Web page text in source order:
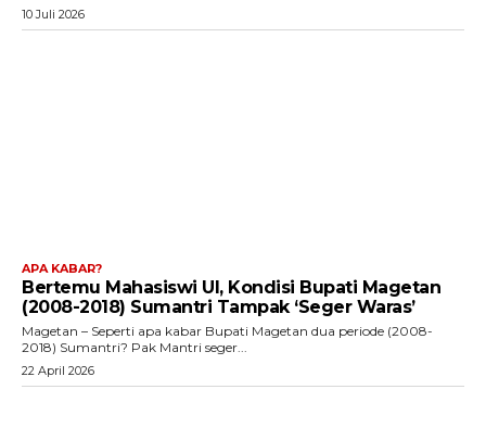
10 Juli 2026
APA KABAR?
Bertemu Mahasiswi UI, Kondisi Bupati Magetan
(2008-2018) Sumantri Tampak ‘Seger Waras’
Magetan – Seperti apa kabar Bupati Magetan dua periode (2008-
2018) Sumantri? Pak Mantri seger...
22 April 2026